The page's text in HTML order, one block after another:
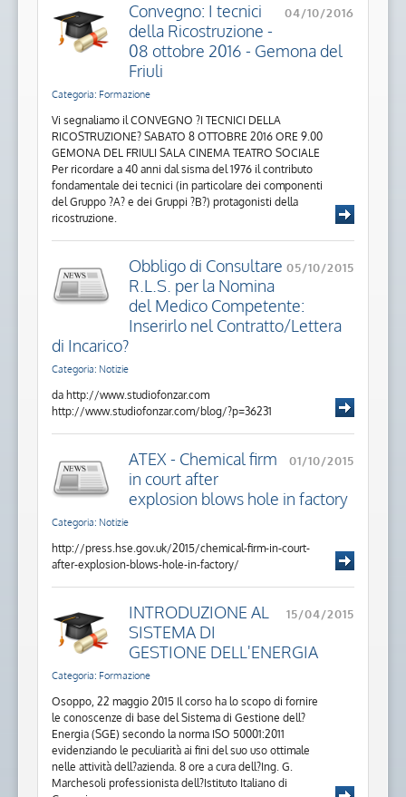
04/10/2016
Convegno: I tecnici
della Ricostruzione -
08 ottobre 2016 - Gemona del
Friuli
Categoria: Formazione
Vi segnaliamo il CONVEGNO ?I TECNICI DELLA
RICOSTRUZIONE? SABATO 8 OTTOBRE 2016 ORE 9.00
GEMONA DEL FRIULI SALA CINEMA TEATRO SOCIALE
Per ricordare a 40 anni dal sisma del 1976 il contributo
fondamentale dei tecnici (in particolare dei componenti
del Gruppo ?A? e dei Gruppi ?B?) protagonisti della
ricostruzione.
05/10/2015
Obbligo di Consultare
R.L.S. per la Nomina
del Medico Competente:
Inserirlo nel Contratto/Lettera
di Incarico?
Categoria: Notizie
da http://www.studiofonzar.com
http://www.studiofonzar.com/blog/?p=36231
01/10/2015
ATEX - Chemical firm
in court after
explosion blows hole in factory
Categoria: Notizie
http://press.hse.gov.uk/2015/chemical-firm-in-court-
after-explosion-blows-hole-in-factory/
15/04/2015
INTRODUZIONE AL
SISTEMA DI
GESTIONE DELL'ENERGIA
Categoria: Formazione
Osoppo, 22 maggio 2015 Il corso ha lo scopo di fornire
le conoscenze di base del Sistema di Gestione dell?
Energia (SGE) secondo la norma ISO 50001:2011
evidenziando le peculiarità ai fini del suo uso ottimale
nelle attività dell?azienda. 8 ore a cura dell?Ing. G.
Marchesoli professionista dell?Istituto Italiano di